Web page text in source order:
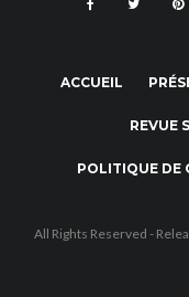
ACCUEIL
REVUE
POLITIQUE DE
All Rights Reserved -